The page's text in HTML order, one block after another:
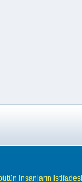
insanların